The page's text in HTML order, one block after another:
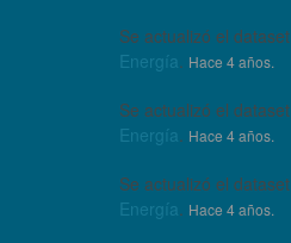
Se actualizó el dataset
Energía. Hace 4 años.
Se actualizó el dataset
Energía. Hace 4 años.
Se actualizó el dataset
Energía. Hace 4 años.